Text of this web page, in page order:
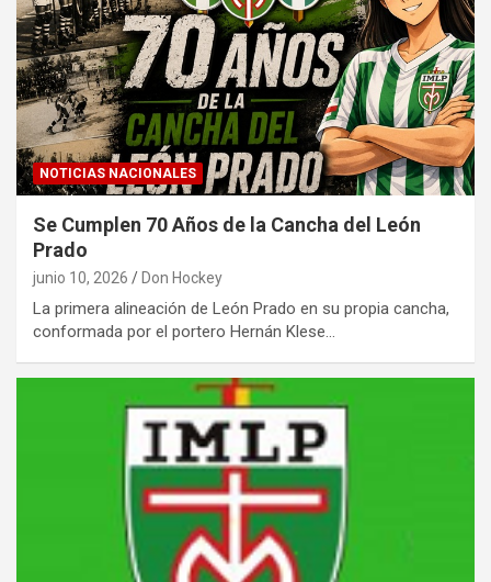
NOTICIAS NACIONALES
Se Cumplen 70 Años de la Cancha del León
Prado
junio 10, 2026 Don Hockey
La primera alineación de León Prado en su propia cancha,
conformada por el portero Hernán Klese…